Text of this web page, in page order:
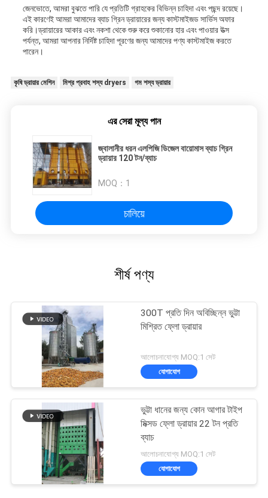
জেনভোতে, আমরা বুঝতে পারি যে প্রতিটি গ্রাহকের বিভিন্ন চাহিদা এবং পছন্দ রয়েছে।
এই কারণেই আমরা আমাদের ব্যাচ গ্রিন ড্রায়ারের জন্য কাস্টমাইজড সার্ভিস অফার
করি।ড্রায়ারের আকার এবং নকশা থেকে শুরু করে শুকানোর হার এবং পাওয়ার উত্স
পর্যন্ত, আমরা আপনার নির্দিষ্ট চাহিদা পূরণের জন্য আমাদের পণ্য কাস্টমাইজ করতে
পারেন।
কৃষি ড্রায়ার মেশিন মিশ্র প্রবাহ শস্য dryers গম শস্য ড্রায়ার
এর সেরা মূল্য পান
জ্বালানীর ধরন এলপিজি ডিজেল বায়োমাস ব্যাচ গ্রিন
ড্রায়ার 120 টন/ব্যাচ
MOQ： 1
চালিয়ে
শীর্ষ পণ্য
300T প্রতি দিন অবিচ্ছিন্ন ভুট্টা
মিশ্রিত ফ্লো ড্রায়ার
আলোচনাযোগ্য MOQ:1 সেট
যোগাযোগ
ভুট্টা ধানের জন্য কোন আগার টাইপ
মিক্সড ফ্লো ড্রায়ার 22 টন প্রতি
ব্যাচ
আলোচনাযোগ্য MOQ:1 সেট
যোগাযোগ